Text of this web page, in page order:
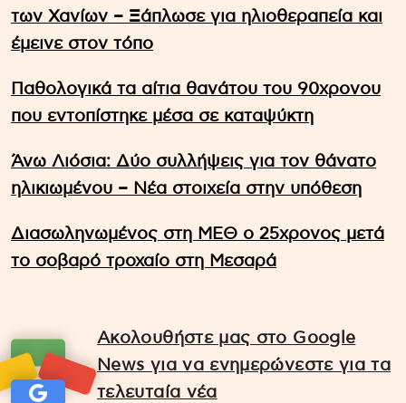
των Χανίων – Ξάπλωσε για ηλιοθεραπεία και
έμεινε στον τόπο
Παθολογικά τα αίτια θανάτου του 90χρονου
που εντοπίστηκε μέσα σε καταψύκτη
Άνω Λιόσια: Δύο συλλήψεις για τον θάνατο
ηλικιωμένου – Νέα στοιχεία στην υπόθεση
Διασωληνωμένος στη ΜΕΘ ο 25χρονος μετά
το σοβαρό τροχαίο στη Μεσαρά
Ακολουθήστε μας στο Google
News για να ενημερώνεστε για τα
τελευταία νέα